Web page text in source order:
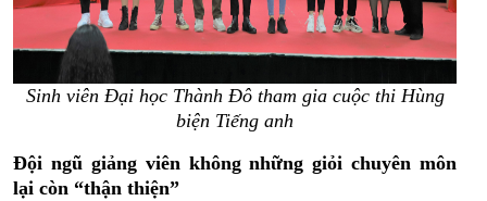
Sinh viên Đại học Thành Đô tham gia cuộc thi Hùng
biện Tiếng anh
Đội ngũ giảng viên không những giỏi chuyên môn
lại còn “thận thiện”